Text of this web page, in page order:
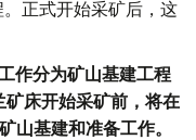
正式开始采矿后，这
作分为矿山基建工程
床开始采矿前，将在
山基建和准备工作。